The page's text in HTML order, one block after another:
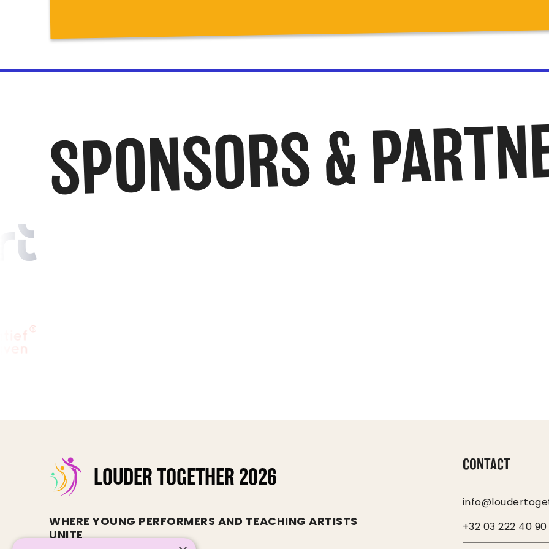
SPONSORS &
LOUDER TOGETHER 2026
WHERE YOUNG PERFORMERS AND TEACHING ARTISTS
UNITE
CONTACT
+32 03 222 40 90